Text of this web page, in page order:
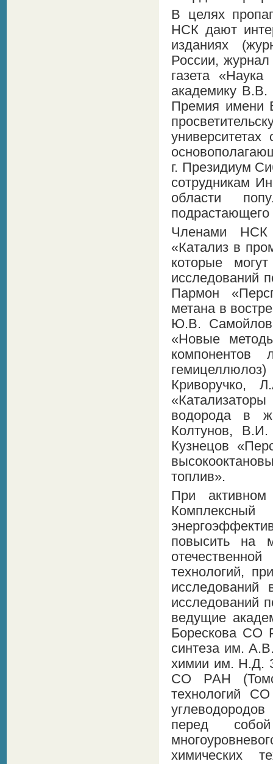
В целях
НСК дают
изданиях
России,
газета
академику
Премия имени
г. Президиум
сотрудникам
области
подрастающего
Членами НСК
«Катализ в
которые
исследований
Пармон
метана в
Ю.В.
«Новые
компонентов
Криворучко,
«Катализаторы
водорода в
Колтунов,
Кузнецов
топлив».
При
повысить на
технологий,
исследований
исследований
ведущие
Борескова СО
синтеза им.
химии им. Н.Д.
СО РАН
технологий
перед
химических